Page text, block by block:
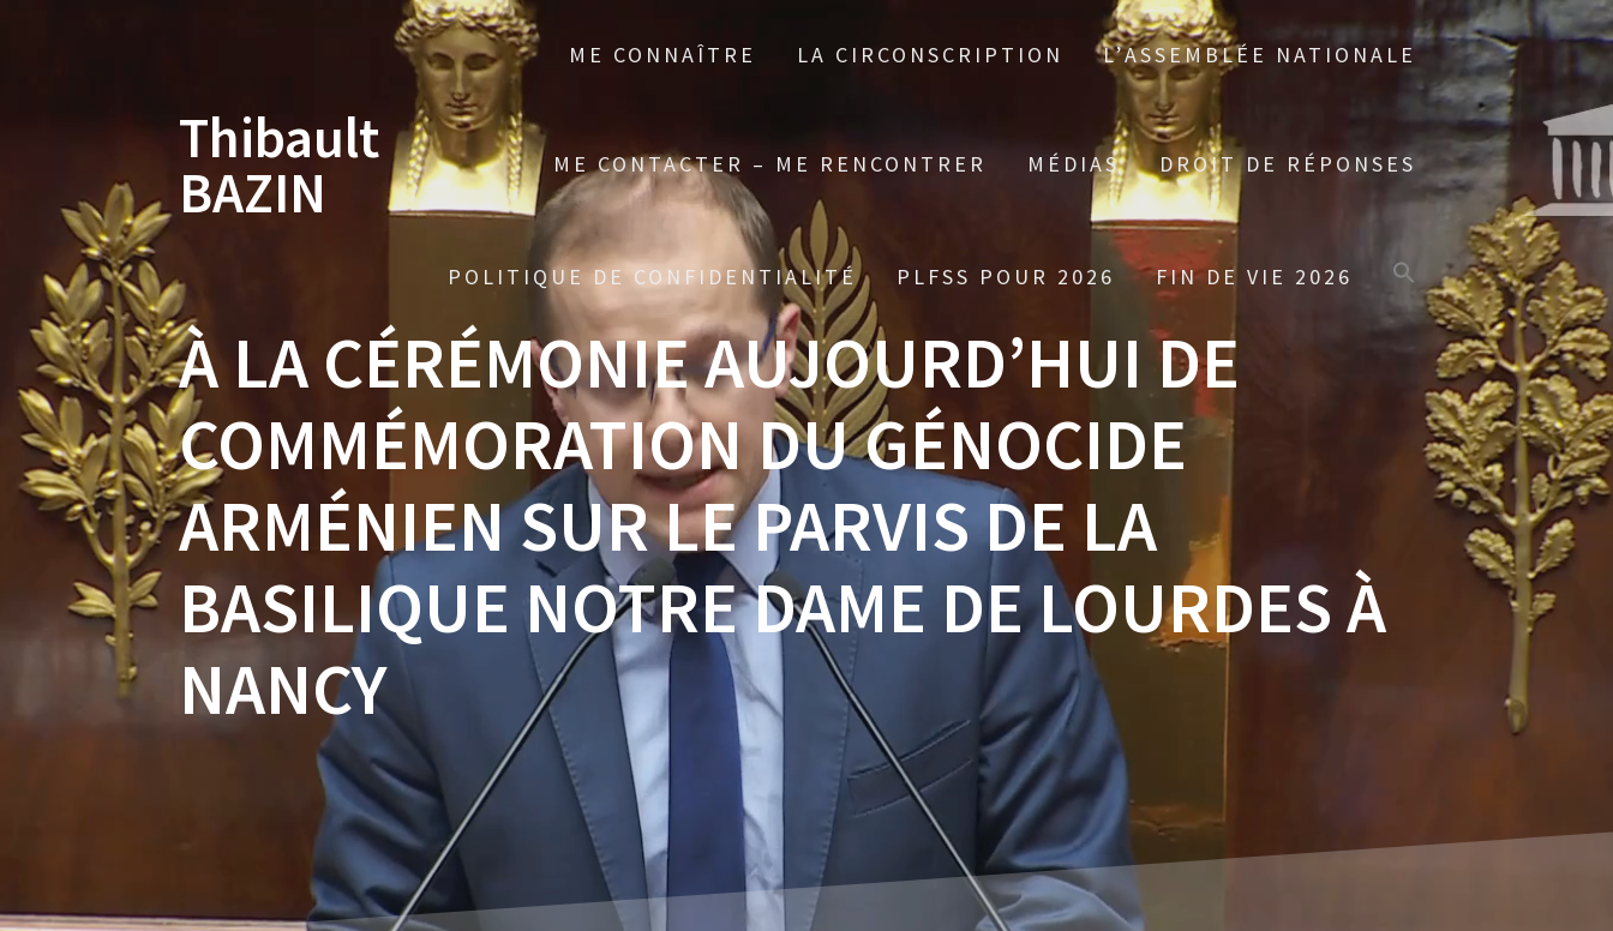
Thibault
BAZIN
ME CONNAÎTRE LA CIRCONSCRIPTION L’ASSEMBLÉE NATIONALE
ME CONTACTER – ME RENCONTRER MÉDIAS DROIT DE RÉPONSES
POLITIQUE DE CONFIDENTIALITÉ PLFSS POUR 2026 FIN DE VIE 2026
À LA CÉRÉMONIE AUJOURD’HUI DE
COMMÉMORATION DU GÉNOCIDE
ARMÉNIEN SUR LE PARVIS DE LA
BASILIQUE NOTRE DAME DE LOURDES À
NANCY